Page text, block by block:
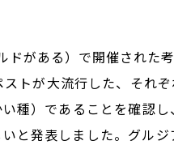
がある）で開催された
トが大流行した、それ
種）であることを確認
と発表しました。グル